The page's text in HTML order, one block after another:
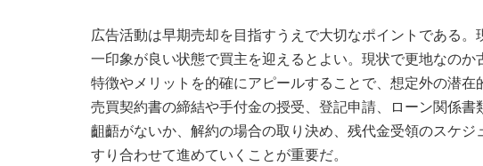
広告活動は早期売却を目指すうえで大切なポイントである
一印象が良い状態で買主を迎えるとよい。現状で更地なのか
特徴やメリットを的確にアピールすることで、想定外の潜
売買契約書の締結や手付金の授受、登記申請、ローン関係
齟齬がないか、解約の場合の取り決め、残代金受領のスケ
すり合わせて進めていくことが重要だ。